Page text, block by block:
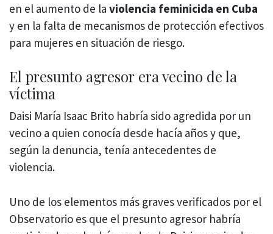
en el aumento de la violencia feminicida en Cuba
y en la falta de mecanismos de protección efectivos
para mujeres en situación de riesgo.
El presunto agresor era vecino de la
víctima
Daisi María Isaac Brito habría sido agredida por un
vecino a quien conocía desde hacía años y que,
según la denuncia, tenía antecedentes de
violencia.
Uno de los elementos más graves verificados por el
Observatorio es que el presunto agresor habría